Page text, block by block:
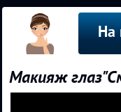
На
Макияж